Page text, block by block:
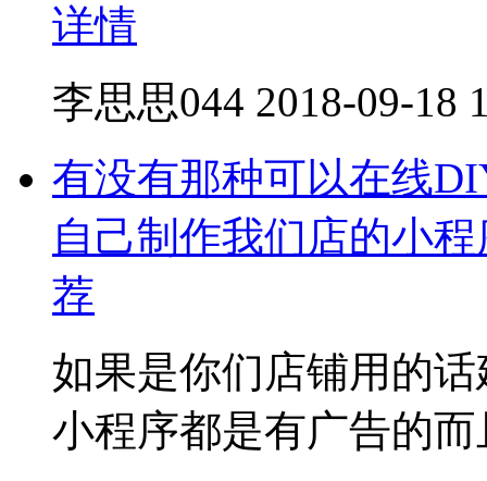
详情
李思思044 2018-09-18
有没有那种可以在线
自己制作我们店的小
荐
如果是你们店铺用的
小程序都是有广告的